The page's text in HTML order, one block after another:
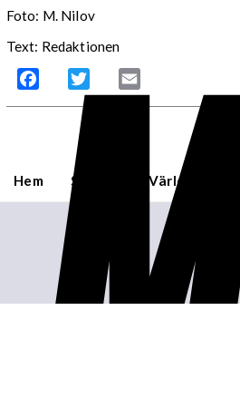
Foto: M. Nilov
Text: Redaktionen
Facebook Twitter
Hem Sverige Världen